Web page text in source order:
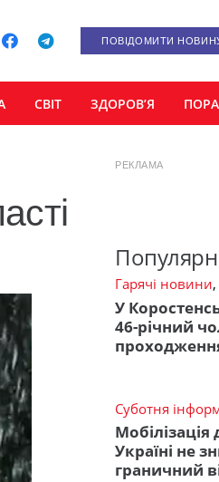
ПОВІДОМИТИ
СВІТ ЗДОРОВ’Я
РЕКЛАМА
Гарячі новини,
У
46-річний
Суботня
Україні не
граничний